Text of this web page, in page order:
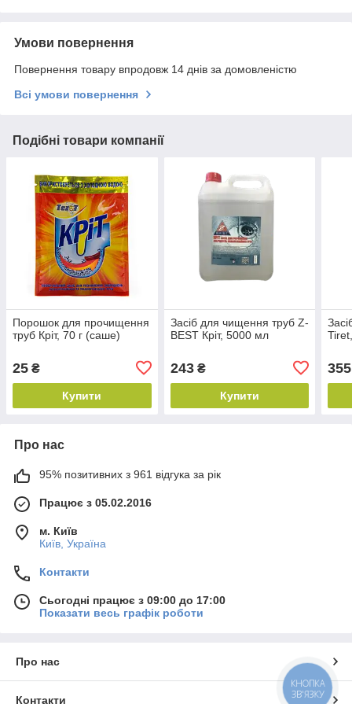
Умови повернення
Повернення товару впродовж 14 днів за домовленістю
Всі умови повернення
Подібні товари компанії
Порошок для прочищення
труб Кріт, 70 г (саше)
25 ₴
Купити
Засіб для чищення труб Z-
BEST Кріт, 5000 мл
243₴
Купити
355
Про нас
95% позитивних з 961 відгука за рік
Працює з 05.02.2016
м. Київ
Київ, Україна
Контакти
Сьогодні працює з 09:00 до 17:00
Показати весь графік роботи
Про нас
Контакти
КНОПКА
ЗВ'ЯЗКУ